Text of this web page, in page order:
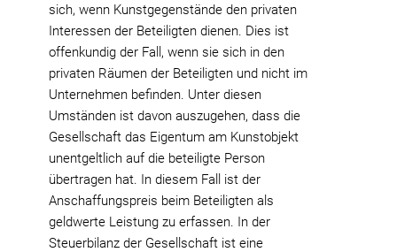
sich, wenn Kunstgegenstände den privaten
Interessen der Beteiligten dienen. Dies ist
offenkundig der Fall, wenn sie sich in den
privaten Räumen der Beteiligten und nicht im
Unternehmen befinden. Unter diesen
Umständen ist davon auszugehen, dass die
Gesellschaft das Eigentum am Kunstobjekt
unentgeltlich auf die beteiligte Person
übertragen hat. In diesem Fall ist der
Anschaffungspreis beim Beteiligten als
geldwerte Leistung zu erfassen. In der
Steuerbilanz der Gesellschaft ist eine